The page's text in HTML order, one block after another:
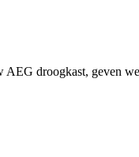
AEG droogkast, geven